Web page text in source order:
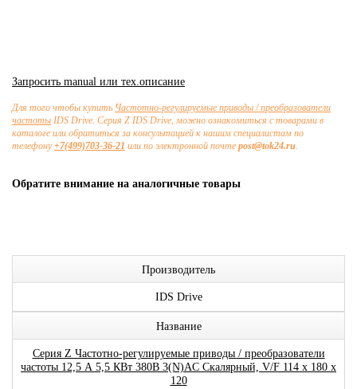
Запросить manual или тех.описание
Для того чтобы купить Частотно-регулируемые приводы / преобразователи
частоты IDS Drive. Серия Z IDS Drive, можно ознакомиться с товарами в
каталоге или обратиться за консультацией к нашим специалистам по
телефону+7(499)703-36-21 или по электронной почте post@tok24.ru.
Обратите внимание на аналогичные товары
Производитель
IDS Drive
Название
Серия Z Частотно-регулируемые приводы / преобразователи
частоты 12,5 А 5,5 КВт 380В 3(N)AC Скалярный, V/F 114 x 180 x
120